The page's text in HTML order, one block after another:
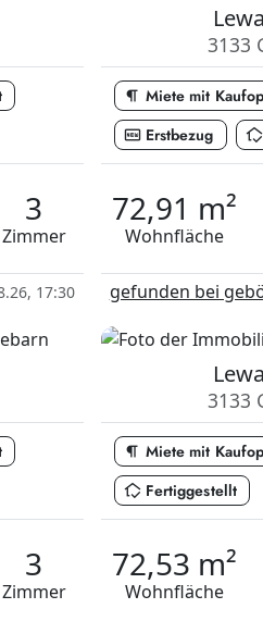
3
Zimmer
17:30
3133
format_paragraph Miete mit
fiber_new Erstbezug in_home_mode
72,91 m²
Wohnfläche
gefunden bei
3
Zimmer
3133
format_paragraph Miete mit
in_home_mode Fertiggestellt
72,53 m²
Wohnfläche